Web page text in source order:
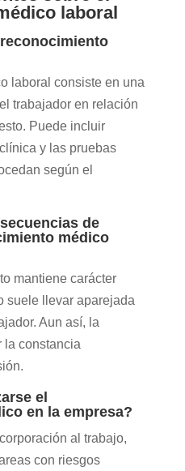
laboral
laboral consiste en una
trabajador en relación
Puede incluir
y las pruebas
según el
de
médico
mantiene carácter
suele llevar aparejada
Aun así, la
la constancia
el
en la empresa?
al trabajo,
con riesgos